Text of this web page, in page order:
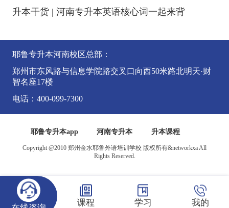
课程 学习 我的
升本干货 | 河南专升本英语核心词一起来背
耶鲁专升本河南校区总部：
郑州市东风路与信息学院路交叉口向西50米路北明天·财
智名座17楼
电话：400-099-7300
耶鲁专升本app 河南专升本 升本课程
Copyright @2010 郑州金水耶鲁外语培训学校 版权所有&networkxa All
Rights Reserved.